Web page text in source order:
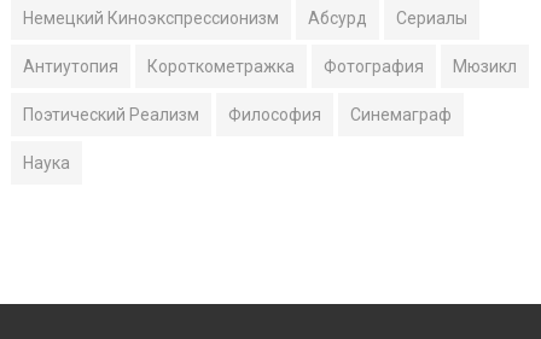
Немецкий Киноэкспрессионизм Абсурд Сериалы
Антиутопия Короткометражка Фотография Мюзикл
Поэтический Реализм Философия Синемаграф
Наука